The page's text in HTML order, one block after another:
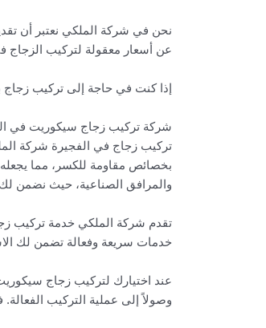
نحن في شركة الملكي نعتبر أن
عن أسعار معقولة لتركيب الزجاج
إذا كنت في حاجة إلى تركيب زجاج
شركة تركيب زجاج سيكوريت في
تركيب زجاج في الفجيرة شركة
بخصائص مقاومة للكسر، مما يجعله
والمرافق الصناعية، حيث نضمن لك
تقدم شركة الملكي خدمة تركيب
خدمات سريعة وفعالة تضمن لك
عند اختيارك لتركيب زجاج
وصولاً إلى عملية التركيب